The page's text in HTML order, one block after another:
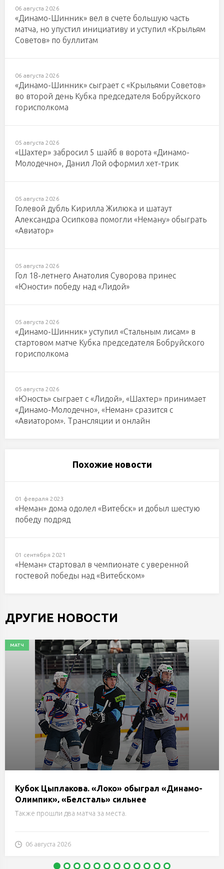
06 августа 2026
«Динамо-Шинник» вел в счете большую часть
матча, но упустил инициативу и уступил «Крыльям
Советов» по буллитам
06 августа 2026
«Динамо-Шинник» сыграет с «Крыльями Советов»
во второй день Кубка председателя Бобруйского
горисполкома
05 августа 2026
«Шахтер» забросил 5 шайб в ворота «Динамо-
Молодечно», Данил Лой оформил хет-трик
05 августа 2026
Голевой дубль Кирилла Жилюка и шатаут
Александра Осипкова помогли «Неману» обыграть
«Авиатор»
05 августа 2026
Гол 18-летнего Анатолия Суворова принес
«Юности» победу над «Лидой»
05 августа 2026
«Динамо-Шинник» уступил «Стальным лисам» в
стартовом матче Кубка председателя Бобруйского
горисполкома
05 августа 2026
«Юность» сыграет с «Лидой», «Шахтер» принимает
«Динамо-Молодечно», «Неман» сразится с
«Авиатором». Трансляции и онлайн
Похожие новости
01 февраля 2023
«Неман» дома одолел «Витебск» и добыл шестую
победу подряд
01 сентября 2021
«Неман» стартовал в чемпионате с уверенной
гостевой победы над «Витебском»
ДРУГИЕ НОВОСТИ
МАТЧ
Кубок Цыплакова. «Локо» обыграл «Динамо-
Олимпик», «Белсталь» сильнее
«Нефтехимика» и еще два матча 1/4 финала
Также прошли два матча за места.
06 августа 2026